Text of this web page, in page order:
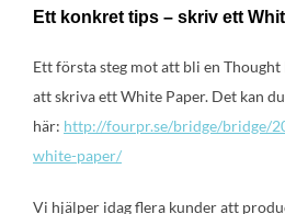
Ett konkret tips – skriv ett
Ett första steg mot att bli en Thought
att skriva ett White Paper. Det kan
här: http://fourpr.se/bridge/bridge/
white-paper/
Vi hjälper idag flera kunder att